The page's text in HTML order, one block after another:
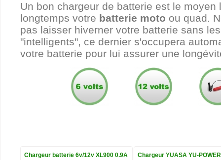
Un bon chargeur de batterie est le
longtemps votre batterie moto ou quad.
pas laisser hiverner votre batterie sans
"intelligents", ce dernier s'occupera
votre batterie pour lui assurer une
Chargeur batterie 6v/12v XL900 0.9A
Chargeur YUASA YU-POWER